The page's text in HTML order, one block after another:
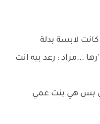
لابسة بدلة
...مراد : رعد بيه انت
بس هي بنت عمي